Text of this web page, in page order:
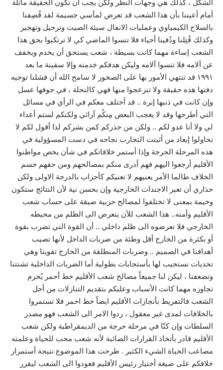
الشكل ، كذلك هي وجهات النظر ولكن يجب أن تكون الحقيقة ماثلة
أمام أعيننا بأن هذا الشعب قد تعرض لمآسي جسيمة لقد قُصِفنا
بالسلاح الكيمياوي وعمليات الانفال سيئة الصيت وترحيل وتهجير
وكذلك قُتِلنا ودُفينا أحياء فلا تنسوا الماضي كي لا ترتكبوا بحق هذا
الشعب إساءة مهما كانت بسيطة ، شعب يستحق أن يخدم ويخفف
عن آلامه فلا تنسوا آلامه وليكن هدفكم خدمته وإلا سفينة ما بعد
١٩٩١ قد تنتهي الأمور بها على الصخور لا سامح الله أن فشلنا توجيه
دفتها هذه حقيقة ولا تنزعجوا منها فهي كالنحلة ، في جوفها عسل
وإن كانت في ذنبها إبرة .. قد أختلف معكم في الرأي في مسائل
التي أطرحها وقد لا يعجب البعض مِنكُم آرائي ولكنكم لستم أعداء
لي ولا أنا عدو لكم .. ولكن من حذركم كمن بشركم لذا أقول لكم لا
تحاولوا إبعاد من أثبتت التجارب نجاحه في دست المسؤولية في
هذه المرحلة الحرجة وإذا أستمر خلافاتكم في شأن يخص مواطنوا
الأقليم أرجعوا اليهم فهم أدرى منكم بمصالحهم ومن حقهم حسم
الخلاف طالما الأمر يعنيهم لا تعنيكم كأحزاب بالدرجة الاولى ولكن
حذاري أن تعبر الاجندات الخارجية وإن بحسن نية لأن النتائج ستكون
وخيمة بمعنى لا تختلفوا لمصالح حزبية ضيقة على حساب شعب
الأقليم وأمنه.. هذا الشعب للآن يتعرض الى الظلم من محيطه
الخارجي فلا تعرضوه الى ظلم داخلي .. أن القوة التي تضرب بقوة
أو بكثرة من الخارج أقل وطئة من ضربات الداخل لأنها تصيب
أهدافنا في الصميم .. وضربات المنطلقة من الخارج تقوينا وهي
تحديات نستجيب لها بأستجابات بطولية أما الضربات الداخلية تشتتنا
وتضعفنا ، ليكن لنا جميعاً مصالح شعب الأقليم خط أحمر يُحرم
تجاوزه مهما كانت الأسباب وعليكم بتقديم التنازلات من أجل
الشعب فالتفريط بأنجازات الأقليم ايضاً خط احمر فلا تستمروا
بالخلافات لمدى غير معقول ، ردوا الامر الى الشعب فهو مصدر
السلطات وإن كنّا في مرحلة حرجة من الديمقراطية ولكن شعب
الأقليم قادر بأتخاذ القرارات الصائبة لأنه شعب محب للحياة وعلمته
مصاعب الحياة الشيء الكثير . طرحت هذا الموضوع نتيجة أستمرار
خلافكم على صيغة أختيار رئيس الأقليم فعودوا الى الشعب ليقرر